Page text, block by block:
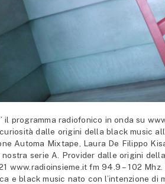
il programma radiofonico in onda su
dalle origini della black music
Automa Mixtape, Laura De Filippo
serie A. Provider dalle origini
www.radioinsieme.it fm 94.9 – 102
e black music nato con l’intenzione di